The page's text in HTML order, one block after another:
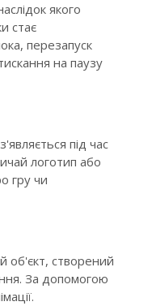
якого
стає
перезапуск
на паузу
під час
логотип або
гру чи
об'єкт, створений
За допомогою